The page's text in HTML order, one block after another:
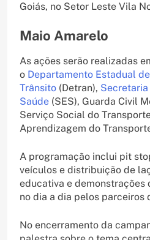
Goiás, no Setor Leste Vila
Maio Amarelo
As ações serão realizadas
o Departamento Estadual de
Trânsito (Detran),
Saúde (SES), Guarda Civil
Serviço Social do
Aprendizagem do
A programação inclui pit
veículos e distribuição de
educativa e demonstrações
no dia a dia pelos parceiros
No encerramento da